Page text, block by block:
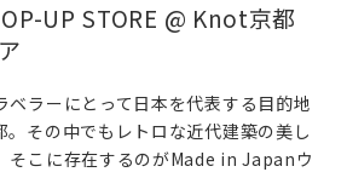
UP STORE @ Knot京都
ベラーにとって日本を代表する目的地
。その中でもレトロな近代建築の美し
そこに存在するのがMade in Japanウ